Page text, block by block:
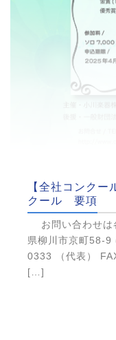
【全社コンク
クール 要項
お問い合わせは
県柳川市京町58-
0333 （代表）
[…]